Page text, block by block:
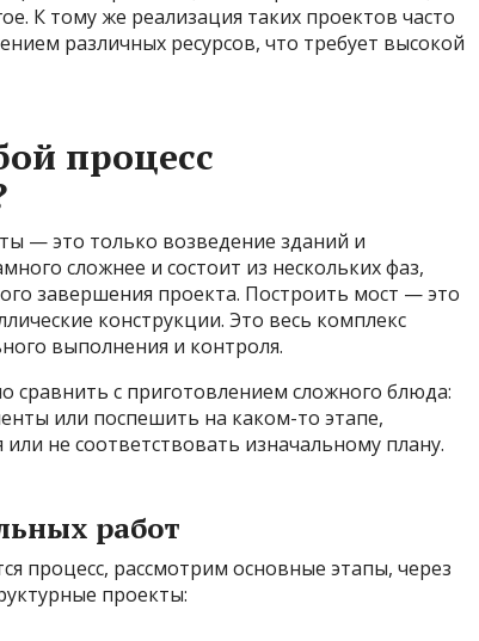
К тому же реализация таких проектов часто
различных ресурсов, что требует высокой
процесс
— это только возведение зданий и
сложнее и состоит из нескольких фаз,
завершения проекта. Построить мост — это
конструкции. Это весь комплекс
выполнения и контроля.
сравнить с приготовлением сложного блюда:
или поспешить на каком-то этапе,
не соответствовать изначальному плану.
работ
процесс, рассмотрим основные этапы, через
проекты: